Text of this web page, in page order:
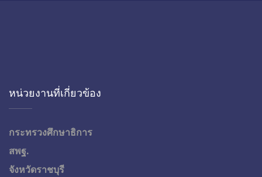
หน่วยงานที่เกี่ยวข้อง
กระทรวงศึกษาธิการ
สพฐ.
จังหวัดราชบุรี